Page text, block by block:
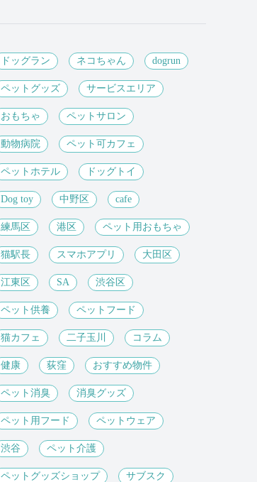
ドッグラン ネコちゃん dogrun
ペットグッズ サービスエリア
おもちゃ ペットサロン
動物病院 ペット可カフェ
ペットホテル ドッグトイ
Dog toy 中野区 cafe
練馬区 港区 ペット用おもちゃ
猫駅長 スマホアプリ 大田区
江東区 SA 渋谷区
ペット供養 ペットフード
猫カフェ 二子玉川 コラム
健康 荻窪 おすすめ物件
ペット消臭 消臭グッズ
ペット用フード ペットウェア
渋谷 ペット介護
ペットグッズショップ サブスク